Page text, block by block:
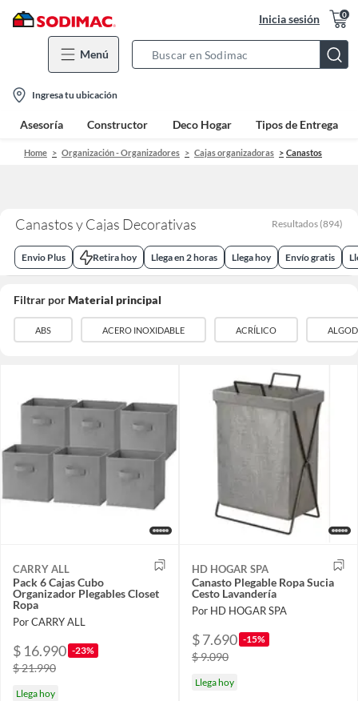
Inicia sesión 0
Menú
Bar
location-
icon
Ingresa tu ubicación
Asesoría Constructor Deco Hogar Tipos de Entrega
Home Organización - Organizadores Cajas organizadoras Canastos
Canastos y Cajas Decorativas Resultados (894)
Envio Plus Retira hoy Llega en 2 horas Llega hoy Envío gratis
Filtrar porMaterial principal
ABS ACERO INOXIDABLE ACRÍLICO
CARRY ALL
Pack 6 Cajas Cubo
Organizador Plegables Closet
Ropa
Por CARRY ALL
$ 16.990 -23%
$ 21.990
Llega hoy
HD HOGAR SPA
Canasto Plegable Ropa Sucia
Cesto Lavandería
Por HD HOGAR SPA
$ 7.690 -15%
$ 9.090
Llega hoy